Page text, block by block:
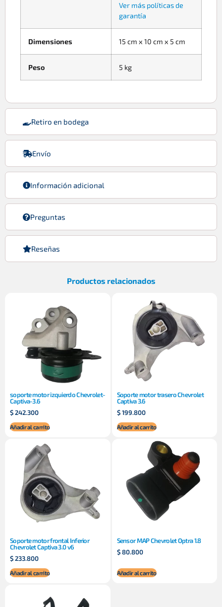
Retiro en bodega
Envío
Información adicional
Preguntas
Reseñas
Ver más políticas de
garantía
Dimensiones 15 cm x 10 cm x 5 cm
Peso 5 kg
Productos relacionados
soporte motor izquierdo Chevrolet-
Captiva-3.6
$242.300
Añadir al carrito
Soporte motor trasero Chevrolet
Captiva 3.6
$199.800
Añadir al carrito
Soporte motor frontal Inferior
Chevrolet Captiva 3.0 v6
$233.800
Añadir al carrito
Sensor MAP Chevrolet Optra 1.8
$80.800
Añadir al carrito